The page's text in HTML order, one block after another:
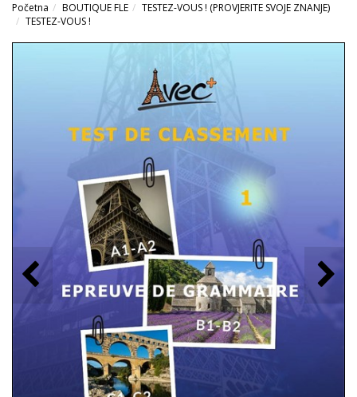
Početna BOUTIQUE FLE
TESTEZ-VOUS ! (PROVJERITE SVOJE ZNANJE)
TESTEZ-VOUS !